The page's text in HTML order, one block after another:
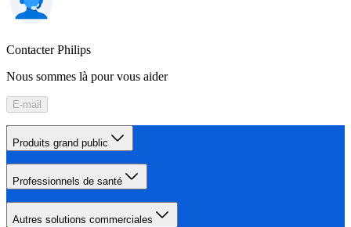
Contacter Philips
Nous sommes là pour vous aider
E-mail
Produits grand public
Professionnels de santé
Autres solutions commerciales